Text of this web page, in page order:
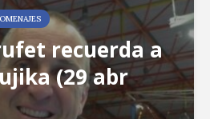
recuerda a
(29 abr